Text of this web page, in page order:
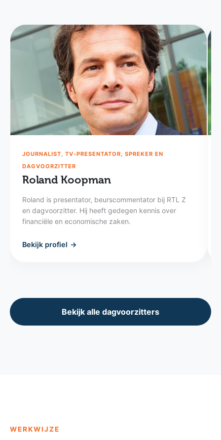
JOURNALIST, TV-PRESENTATOR, SPREKER EN
DAGVOORZITTER
Roland Koopman
Roland is presentator, beurscommentator bij RTL Z
en dagvoorzitter. Hij heeft gedegen kennis over
financiële en economische zaken.
Bekijk profiel →
Bekijk alle dagvoorzitters
WERKWIJZE